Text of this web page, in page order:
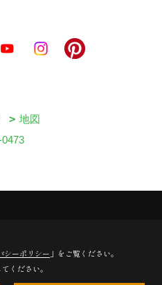
地図
シーポリシー 」をご覧ください。
ください。